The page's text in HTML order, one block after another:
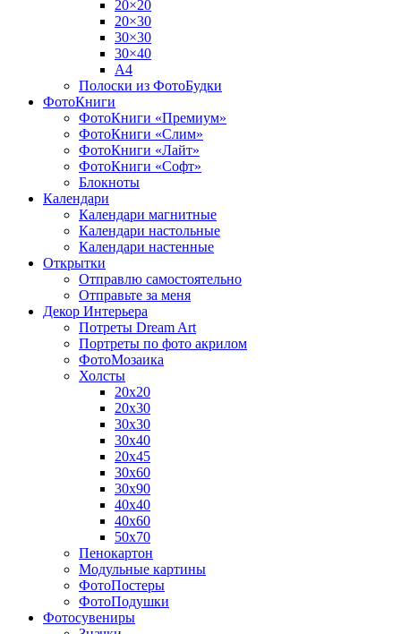
20×20
20×30
30×30
30×40
A4
Полоски из ФотоБудки
ФотоКниги
ФотоКниги «Премиум»
ФотоКниги «Слим»
ФотоКниги «Лайт»
ФотоКниги «Софт»
Блокноты
Календари
Календари магнитные
Календари настольные
Календари настенные
Открытки
Отправлю самостоятельно
Отправьте за меня
Декор Интерьера
Потреты Dream Art
Портреты по фото акрилом
ФотоМозаика
Холсты
20х20
20х30
30х30
30х40
20х45
30х60
30х90
40х40
40х60
50х70
Пенокартон
Модульные картины
ФотоПостеры
ФотоПодушки
Фотоcувениры